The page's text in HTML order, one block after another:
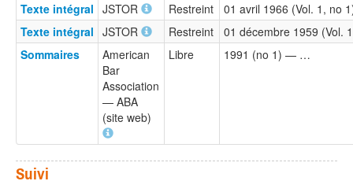
Texte intégral JSTOR Restreint
01 avril 1966 (Vol. 1, no
Texte intégral JSTOR Restreint
01 décembre 1959 (Vol.
Sommaires
American
Bar
Association
— ABA
(site web)
Libre 1991 (no 1) — …
Suivi